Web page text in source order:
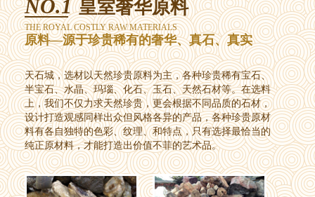
NO.1 皇室奢华原料
THE ROYAL COSTLY RAW MATERIALS
原料—源于珍贵稀有的奢华、真石、真实
天石城，选材以天然珍贵原料为主，各种珍贵稀有宝石、
半宝石、水晶、玛瑙、化石、玉石、天然石材等。在选料
上，我们不仅力求天然珍贵，更会根据不同品质的石材，
设计打造观感同样出众但风格各异的产品，各种珍贵原材
料有各自独特的色彩、纹理、和特点，只有选择最恰当的
纯正原材料，才能打造出价值不菲的艺术品。